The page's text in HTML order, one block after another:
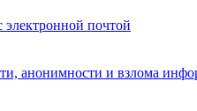
электронной почтой
анонимности и взлома